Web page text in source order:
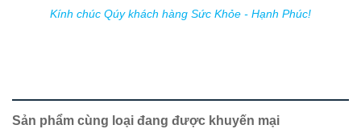
Kính chúc Qúy khách hàng Sức Khỏe - Hạnh Phúc!
Sản phẩm cùng loại đang được khuyến mại